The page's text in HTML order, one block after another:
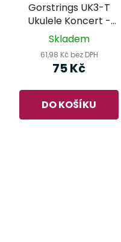
Gorstrings UK3-T
Ukulele Koncert -
struny pro koncertní
Skladem
61,98 Kč bez DPH
75 Kč
DO KOŠÍKU